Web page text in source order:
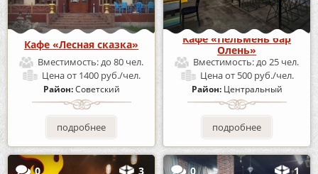
Кафе «Лесная сказка»
Вместимость:до 80 чел.
Ценаот 1400 руб./чел.
Район:Советский
подробнее
Кафе «Пельмень бар
Олень»
Вместимость:до 25 чел.
Ценаот 500 руб./чел.
Район: Центральный
подробнее
0 3 0 1